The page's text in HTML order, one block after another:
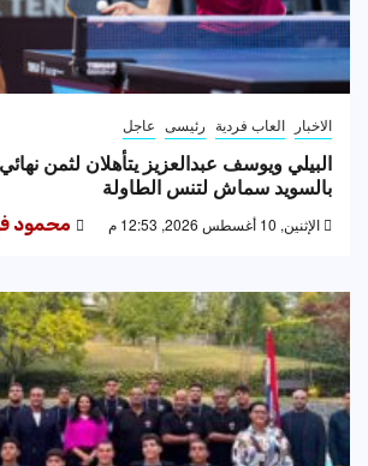
الاخبار العاب فردية رئيسى عاجل
البيلي ويوسف عبدالعزيز يتأهلان لثمن
بالسويد سماش لتنس الطاولة
الإثنين, 10 أغسطس 2026, 12:53 م محمود